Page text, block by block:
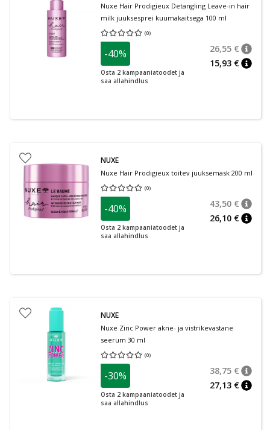
Nuxe Hair Prodigieux Detangling Leave-in hair
milk juuksesprei kuumakaitsega 100 ml
(0)
Keskmine hinnang 0.00
-40%
Osta 2 kampaaniatoodet ja
saa allahindlus
26,55 €
15,93 €
NUXE
Nuxe Hair Prodigieux toitev juuksemask 200 ml
(0)
Keskmine hinnang 0.00
-40%
Osta 2 kampaaniatoodet ja
saa allahindlus
43,50 €
26,10 €
NUXE
Nuxe Zinc Power akne- ja vistrikevastane
seerum 30 ml
(0)
Keskmine hinnang 0.00
-30%
Osta 2 kampaaniatoodet ja
saa allahindlus
38,75 €
27,13 €